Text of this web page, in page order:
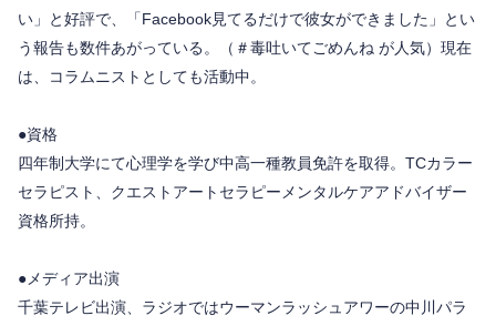
い」と好評で、「Facebook見てるだけで彼女ができました」とい
う報告も数件あがっている。（＃毒吐いてごめんね が人気）現在
は、コラムニストとしても活動中。
●資格
四年制大学にて心理学を学び中高一種教員免許を取得。TCカラー
セラピスト、クエストアートセラピーメンタルケアアドバイザー
資格所持。
●メディア出演
千葉テレビ出演、ラジオではウーマンラッシュアワーの中川パラ